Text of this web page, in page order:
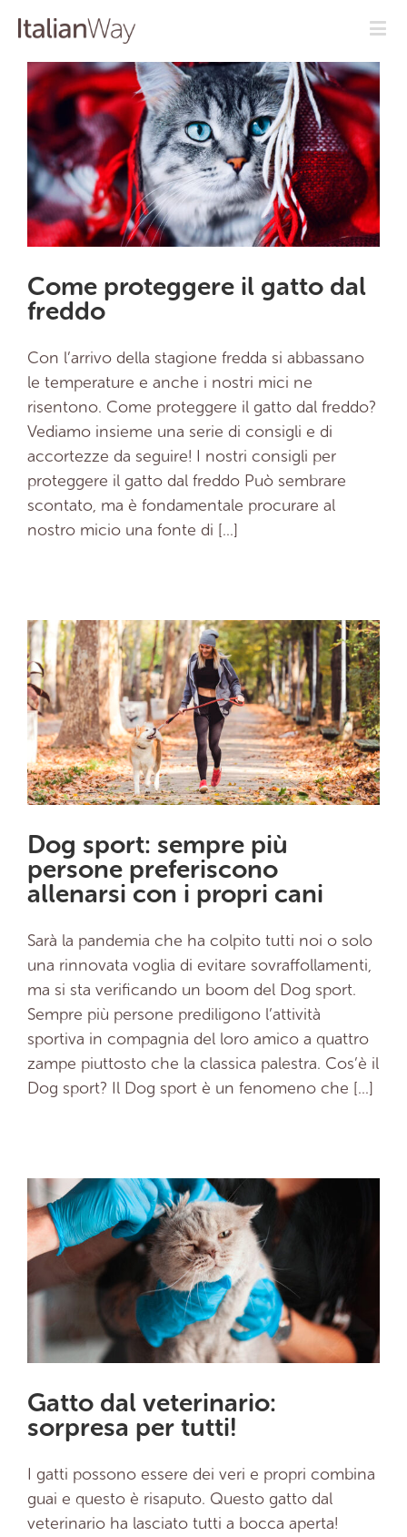
Come proteggere il gatto dal
freddo
Con l’arrivo della stagione fredda si abbassano
le temperature e anche i nostri mici ne
risentono. Come proteggere il gatto dal freddo?
Vediamo insieme una serie di consigli e di
accortezze da seguire! I nostri consigli per
proteggere il gatto dal freddo Può sembrare
scontato, ma è fondamentale procurare al
nostro micio una fonte di [...]
Dog sport: sempre più
persone preferiscono
allenarsi con i propri cani
Sarà la pandemia che ha colpito tutti noi o solo
una rinnovata voglia di evitare sovraffollamenti,
ma si sta verificando un boom del Dog sport.
Sempre più persone prediligono l’attività
sportiva in compagnia del loro amico a quattro
zampe piuttosto che la classica palestra. Cos’è il
Dog sport? Il Dog sport è un fenomeno che [...]
Gatto dal veterinario:
sorpresa per tutti!
I gatti possono essere dei veri e propri combina
guai e questo è risaputo. Questo gatto dal
veterinario ha lasciato tutti a bocca aperta!